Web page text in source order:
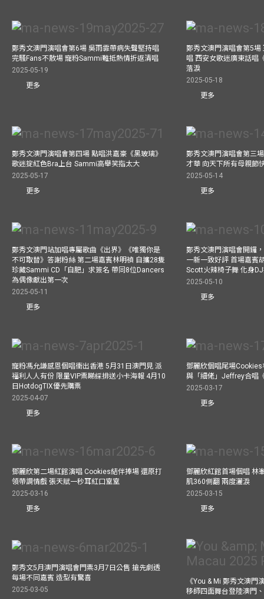
鄭秀文澳門演唱會第6場 吳雨霏帶病失聲堅持唱
完騷Fans不散場 寵粉Sammi難抵熱情折返清唱
2025-05-19
更多
鄭秀文澳門演唱會第5場
唱 西安女歌迷廣東話唱
落淚
2025-05-18
更多
鄭秀文澳門演唱會第四場 點唱洪嘉豪《黑玻璃》
歌迷掟紅色Bra上台 Sammi高舉笑指太大
2025-05-17
更多
鄭秀文澳門演唱會第三
才華 向天下所有母親節
2025-05-14
更多
鄭秀文澳門站加唱專屬歌曲《出界》《唯獨你是
不可取替》答謝粉絲 第二場嘉賓林明禎 自攜28隻
珍藏Sammi CD「自肥」求簽名 帶同8位Dancers
為偶像獻出第一次
2025-05-11
更多
鄭秀文澳門演唱會開鑼
一新一致好評 首場嘉賓
Scott火辣椅子舞 化身
2025-05-10
更多
寵粉馮允謙感恩個唱衝出香港 5月31日澳門見 派
福利人人有份 限量VIP票睇綵排送小卡海報 4月10
日HotdogTIX優先購票
2025-04-07
更多
鄧麗欣個唱尾場
與「細佬」Jeffrey合唱
2025-03-17
更多
鄧麗欣第二場紅館演唱 Cookies結伴捧場 還原打
領帶調情戲 張天賦一秒耳紅口窒窒
2025-03-16
更多
鄧麗欣紅館首場個唱 林
肌360側翻 兩度灑淚
2025-03-15
更多
鄭秀文5月澳門演唱會門票3月7日公售 搶先劇透
每場不同嘉賓 造型有驚喜
2025-03-05
《You & Mi 鄭秀文澳門
移師四面舞台登陸澳門